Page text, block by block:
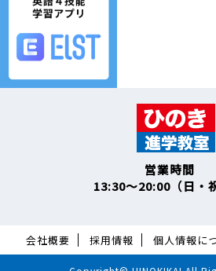
営業時間
13:30～20:00（日・
会社概要 採用情報 個人情報に